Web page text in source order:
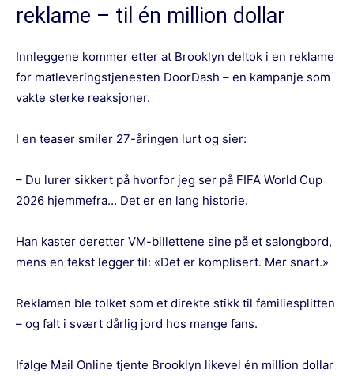
reklame – til én million dollar
Innleggene kommer etter at Brooklyn deltok i en reklame
for matleveringstjenesten DoorDash – en kampanje som
vakte sterke reaksjoner.
I en teaser smiler 27-åringen lurt og sier:
– Du lurer sikkert på hvorfor jeg ser på FIFA World Cup
2026 hjemmefra… Det er en lang historie.
Han kaster deretter VM-billettene sine på et salongbord,
mens en tekst legger til: «Det er komplisert. Mer snart.»
Reklamen ble tolket som et direkte stikk til familiesplitten
– og falt i svært dårlig jord hos mange fans.
Ifølge Mail Online tjente Brooklyn likevel én million dollar